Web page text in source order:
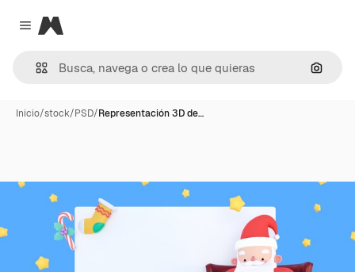
Close menu
Magnific
Inicio/stock/PSD/Representación 3D de…